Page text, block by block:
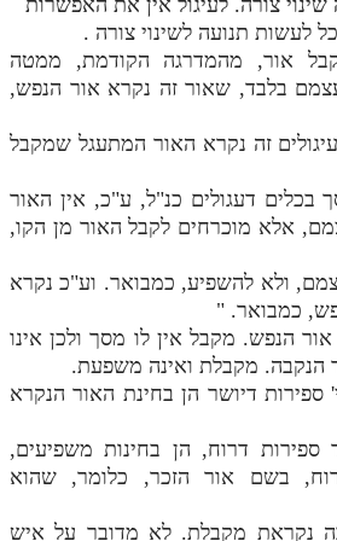
לעשות תנועה לשינוי צורה .
אור, מהמדרגה הקודמת, ממטה
בלבד, שאור זה נקרא אור הנפש,
זה נקרא האור המתעגל שמקבל
בכלים דעגולים כנ"ל, ע"כ, אין האור
אלא מוכרחים לקבל האור מן הקו,
ולא להשפיע, כמבואר. וע"כ נקרא
כמבואר. "
הנפש. מקבל אין לו מסך ולכן אינו
הנקבה. מקבלת ואינה משפעת.
דיושר הן בחינת האור הנקרא
ספירות דרוח, הן בחינות משפיעים,
בשם אור הזכר, כלומר, שהוא
נקראת מקבלת. לא מדובר על איש